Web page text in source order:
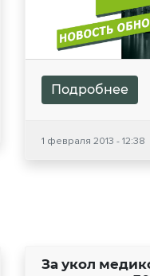
Подробнее
1 февраля 2013 - 12:38
За укол